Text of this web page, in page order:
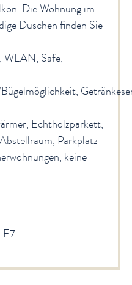
Die Wohnung im
Duschen finden Sie
WLAN, Safe,
Echtholzparkett,
Parkplatz
keine
E7